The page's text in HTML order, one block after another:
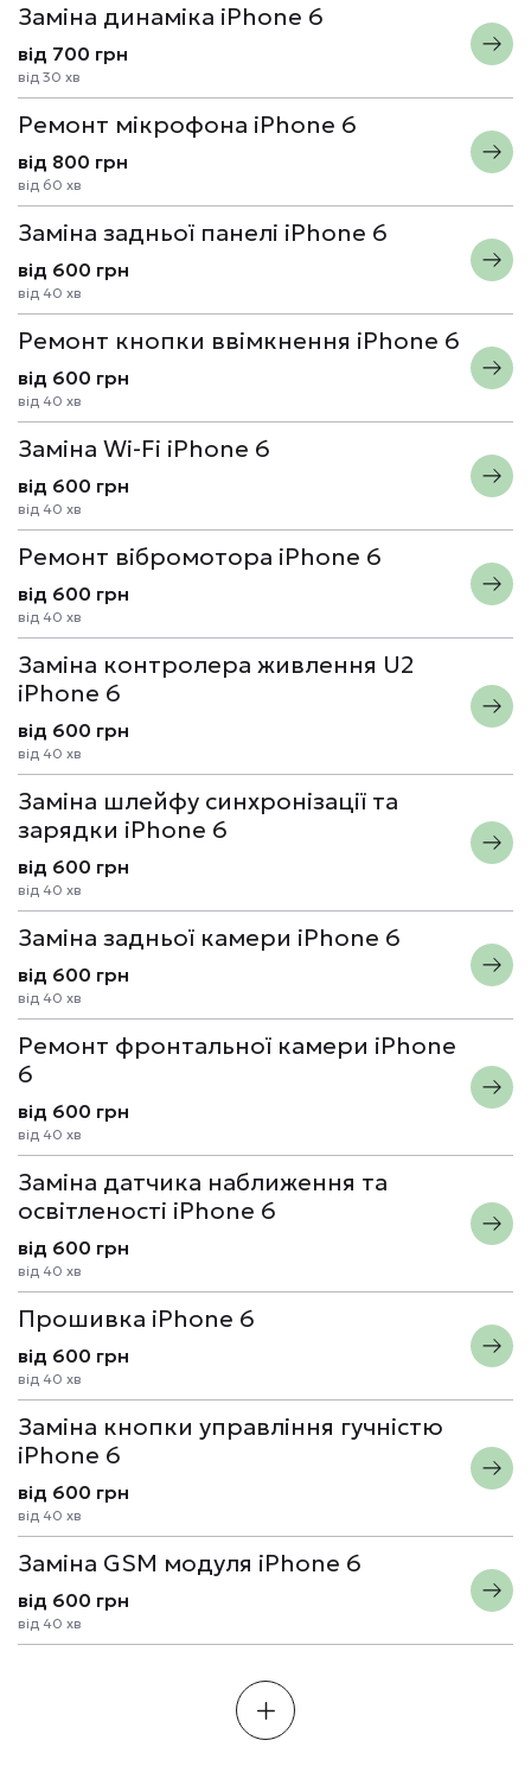
Заміна динаміка iPhone 6
від 700 грн
від 30 хв
Ремонт мікрофона iPhone 6
від 800 грн
від 60 хв
Заміна задньої панелі iPhone 6
від 600 грн
від 40 хв
Ремонт кнопки ввімкнення iPhone 6
від 600 грн
від 40 хв
Заміна Wi-Fi iPhone 6
від 600 грн
від 40 хв
Ремонт вібромотора iPhone 6
від 600 грн
від 40 хв
Заміна контролера живлення U2
iPhone 6
від 600 грн
від 40 хв
Заміна шлейфу синхронізації та
зарядки iPhone 6
від 600 грн
від 40 хв
Заміна задньої камери iPhone 6
від 600 грн
від 40 хв
Ремонт фронтальної камери iPhone
6
від 600 грн
від 40 хв
Заміна датчика наближення та
освітленості iPhone 6
від 600 грн
від 40 хв
Прошивка iPhone 6
від 600 грн
від 40 хв
Заміна кнопки управління гучністю
iPhone 6
від 600 грн
від 40 хв
Заміна GSM модуля iPhone 6
від 600 грн
від 40 хв